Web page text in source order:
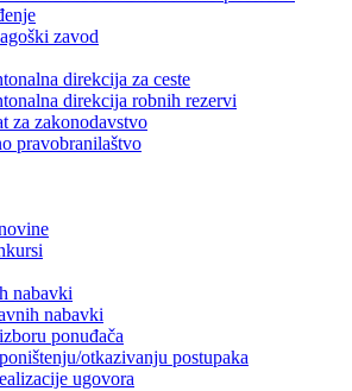
zavod
direkcija za ceste
direkcija robnih rezervi
za zakonodavstvo
pravobranilaštvo
nabavki
nabavki
ponuđača
otkazivanju postupaka
ugovora